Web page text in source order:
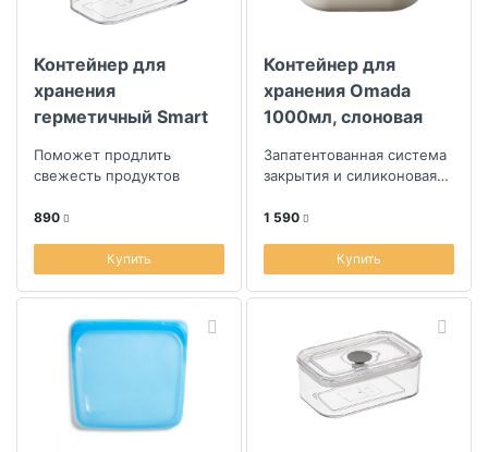
Контейнер для
хранения
герметичный Smart
Поможет продлить
свежесть продуктов
890
Купить
Контейнер для
хранения Omada
1000мл, слоновая
Запатентованная система
закрытия и силиконовая
контейнера
1 590
Купить